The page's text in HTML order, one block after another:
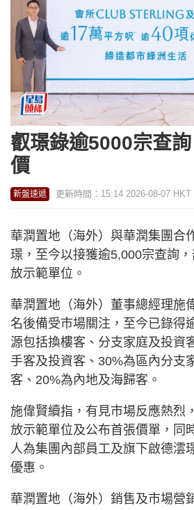
叡璟錄逾5000宗查
價
新盤速遞 更新時間：15:14 2026-08-07 HKT
華潤置地（海外）與華潤集團合
璟，至今以接獲逾5,000宗查詢
放示範單位。
華潤置地（海外）董事總經理施
名後備受市場關注，至今已錄得
源包括換樓客、分支家庭及投資
手客及投資客、30%為區內分支
客、20%為內地及海歸客。
施偉賢續指，有見市場反應熱烈
放示範單位及公布首張價單，同
人為集團內部員工及旗下啟德澐
優惠。
華潤置地（海外）銷售及市場營